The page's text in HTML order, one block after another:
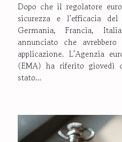
Dopo che il regolatore
sicurezza e l’efficacia
Germania, Francia,
annunciato che
applicazione. L’Agenzia
(EMA) ha riferito giovedì
stato...